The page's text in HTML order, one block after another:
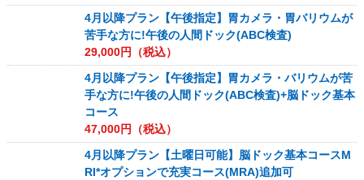
4月以降プラン【午後指定】胃カメラ・胃バリウムが
苦手な方に!午後の人間ドック(ABC検査)
29,000円（税込）
4月以降プラン【午後指定】胃カメラ・バリウムが苦
手な方に!午後の人間ドック(ABC検査)+脳ドック基本
コース
47,000円（税込）
4月以降プラン【土曜日可能】脳ドック基本コースM
RI*オプションで充実コース(MRA)追加可